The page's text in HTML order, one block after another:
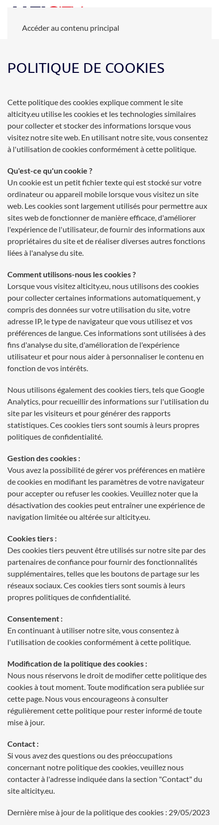
Accéder au contenu principal
POLITIQUE DE COOKIES
Cette politique des cookies explique comment le site
alticity.eu utilise les cookies et les technologies similaires
pour collecter et stocker des informations lorsque vous
visitez notre site web. En utilisant notre site, vous consentez
à l'utilisation de cookies conformément à cette politique.
Qu'est-ce qu'un cookie ?
Un cookie est un petit fichier texte qui est stocké sur votre
ordinateur ou appareil mobile lorsque vous visitez un site
web. Les cookies sont largement utilisés pour permettre aux
sites web de fonctionner de manière efficace, d'améliorer
l'expérience de l'utilisateur, de fournir des informations aux
propriétaires du site et de réaliser diverses autres fonctions
liées à l'analyse du site.
Comment utilisons-nous les cookies ?
Lorsque vous visitez alticity.eu, nous utilisons des cookies
pour collecter certaines informations automatiquement, y
compris des données sur votre utilisation du site, votre
adresse IP, le type de navigateur que vous utilisez et vos
préférences de langue. Ces informations sont utilisées à des
fins d'analyse du site, d'amélioration de l'expérience
utilisateur et pour nous aider à personnaliser le contenu en
fonction de vos intérêts.
Nous utilisons également des cookies tiers, tels que Google
Analytics, pour recueillir des informations sur l'utilisation du
site par les visiteurs et pour générer des rapports
statistiques. Ces cookies tiers sont soumis à leurs propres
politiques de confidentialité.
Gestion des cookies :
Vous avez la possibilité de gérer vos préférences en matière
de cookies en modifiant les paramètres de votre navigateur
pour accepter ou refuser les cookies. Veuillez noter que la
désactivation des cookies peut entraîner une expérience de
navigation limitée ou altérée sur alticity.eu.
Cookies tiers :
Des cookies tiers peuvent être utilisés sur notre site par des
partenaires de confiance pour fournir des fonctionnalités
supplémentaires, telles que les boutons de partage sur les
réseaux sociaux. Ces cookies tiers sont soumis à leurs
propres politiques de confidentialité.
Consentement :
En continuant à utiliser notre site, vous consentez à
l'utilisation de cookies conformément à cette politique.
Modification de la politique des cookies :
Nous nous réservons le droit de modifier cette politique des
cookies à tout moment. Toute modification sera publiée sur
cette page. Nous vous encourageons à consulter
régulièrement cette politique pour rester informé de toute
mise à jour.
Contact :
Si vous avez des questions ou des préoccupations
concernant notre politique des cookies, veuillez nous
contacter à l'adresse indiquée dans la section "Contact" du
site alticity.eu.
Dernière mise à jour de la politique des cookies : 29/05/2023